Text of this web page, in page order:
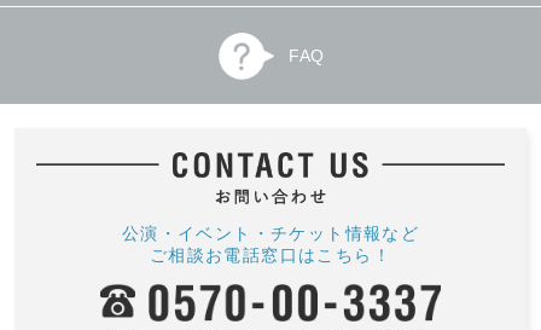
FAQ
公演・イベント・チケット情報など
ご相談お電話窓口はこちら！